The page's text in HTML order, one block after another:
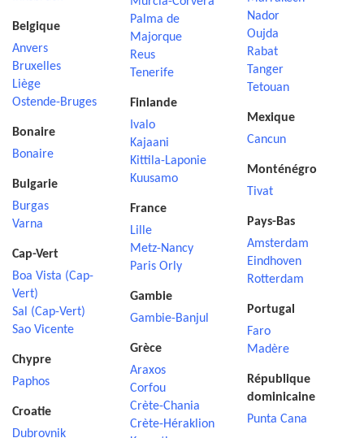
Belgique
Anvers
Bruxelles
Liège
Ostende-Bruges
Bonaire
Bonaire
Bulgarie
Burgas
Varna
Cap-Vert
Boa Vista (Cap-
Vert)
Sal (Cap-Vert)
Sao Vicente
Chypre
Paphos
Croatie
Dubrovnik
Palma de
Majorque
Reus
Tenerife
Finlande
Ivalo
Kajaani
Kittila-Laponie
Kuusamo
France
Lille
Metz-Nancy
Paris Orly
Gambie
Gambie-Banjul
Grèce
Araxos
Corfou
Crète-Chania
Crète-Héraklion
Nador
Oujda
Rabat
Tanger
Tetouan
Mexique
Cancun
Monténégro
Tivat
Pays-Bas
Amsterdam
Eindhoven
Rotterdam
Portugal
Faro
Madère
République
dominicaine
Punta Cana